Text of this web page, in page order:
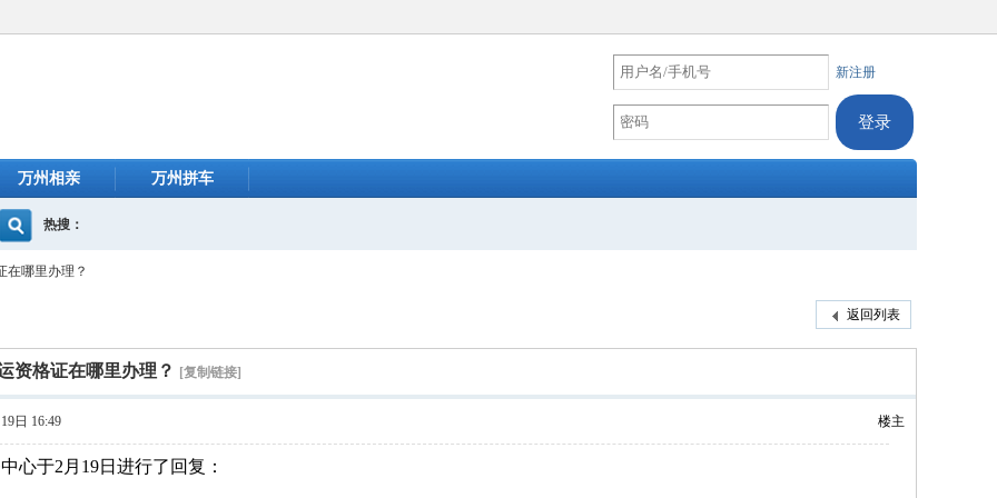
新注册
万州相亲 万州拼车
热搜：
在哪里办理？
返回列表
资格证在哪里办理？ [复制链接]
楼主
日 16:49
心于2月19日进行了回复：